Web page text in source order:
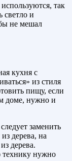
так
светло и
не мешал
кухня с
из стиля
пищу, если
доме, нужно и
заменить
дерева, на
дерева.
технику нужно